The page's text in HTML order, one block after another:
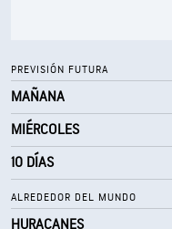
PREVISIÓN FUTURA
MAÑANA
MIÉRCOLES
10 DÍAS
ALREDEDOR DEL MUNDO
HURACANES